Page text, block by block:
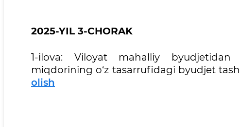
2025-YIL 3-CHORAK
1-ilova: Viloyat mahalliy byudjetidan
miqdorining o‘z tasarrufidagi byudjet
olish